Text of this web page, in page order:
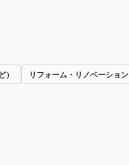
） リフォーム・リノベーション